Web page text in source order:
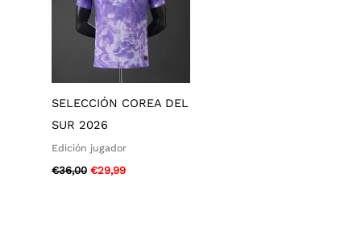
SELECCIÓN COREA DEL
SUR 2026
Edición jugador
€36,00 €29,99